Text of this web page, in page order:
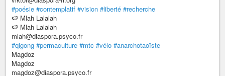
#poésie #contemplatif #vision #liberté #recherche
🍉 Mlah Lalalah
🍉 Mlah Lalalah
mlah@diaspora.psyco.fr
#qigong #permaculture #mtc #vélo #anarchotaoïste
Magdoz
Magdoz
magdoz@diaspora.psyco.fr